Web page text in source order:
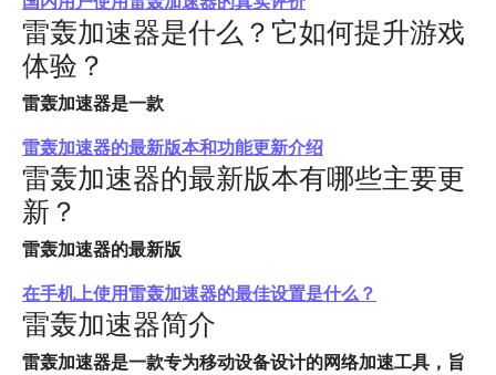
雷轰加速器是什么？它如何提升游戏
体验？
雷轰加速器是一款
雷轰加速器的最新版本和功能更新介绍
雷轰加速器的最新版本有哪些主要更
新？
雷轰加速器的最新版
在手机上使用雷轰加速器的最佳设置是什么？
雷轰加速器简介
雷轰加速器是一款专为移动设备设计的网络加速工具，旨